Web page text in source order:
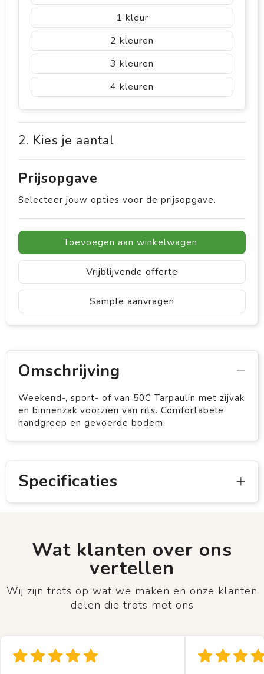
1
2
3
4
2. Kies je aantal
Prijsopgave
Selecteer jouw opties voor de prijsopgave.
Toevoegen aan winkelwagen
Vrijblijvende offerte
Sample aanvragen
Omschrijving
Weekend-, sport- of van 50C Tarpaulin met zijvak
en binnenzak voorzien van rits. Comfortabele
handgreep en gevoerde bodem.
Specificaties
Wat klanten over ons
vertellen
Wij zijn trots op wat we maken en onze klanten
delen die trots met ons